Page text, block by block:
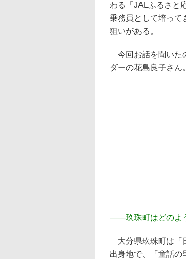
わる「JALふるさと
乗務員として培って
狙いがある。
今回お話を聞いた
ダーの花島良子さん。
――玖珠町はどのよ
大分県玖珠町は「
出身地で、「童話の